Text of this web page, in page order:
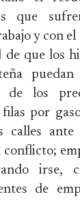
que
y con
que los
de los
por
calles
irse,
de